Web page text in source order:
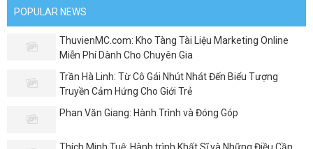
POPULAR NEWS
ThuvienMC.com: Kho Tàng Tài Liệu Marketing Online
Miễn Phí Dành Cho Chuyên Gia
Trần Hà Linh: Từ Cô Gái Nhút Nhát Đến Biểu Tượng
Truyền Cảm Hứng Cho Giới Trẻ
Phan Văn Giang: Hành Trình và Đóng Góp
Thích Minh Tuệ: Hành trình Khất Sĩ và Những Điều Cần